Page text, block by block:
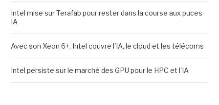
Intel mise sur Terafab pour rester dans la course aux puces
IA
Avec son Xeon 6+, Intel couvre l'IA, le cloud et les télécoms
Intel persiste sur le marché des GPU pour le HPC et l'IA